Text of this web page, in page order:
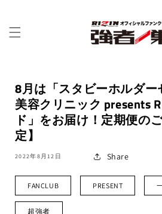
8月は「スタビーホルダ
美容クリニック presents
ド」をお届け！定期便の
定】
2022年8月12日 Share
FANCLUB PRESENT
超強者